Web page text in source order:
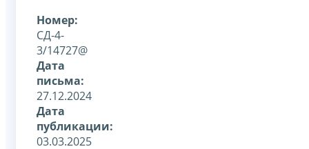
Номер:
СД-4-
3/14727@
Дата
письма:
27.12.2024
Дата
публикации:
03.03.2025